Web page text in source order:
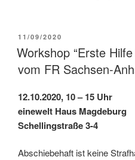
11/09/2020
Workshop “Erste
vom FR Sachsen-
12.10.2020, 10 – 15 Uhr
einewelt Haus Magdeburg
Schellingstraße 3-4
Abschiebehaft ist keine